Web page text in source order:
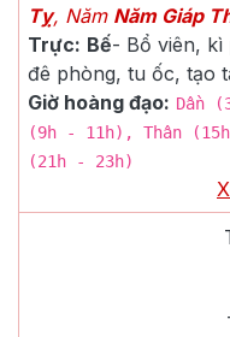
Tỵ, Năm Năm Giáp
Trực: Bế- Bổ viên,
đê phòng, tu ốc, tạo
Giờ hoàng đạo: Dần
(9h - 11h), Thân
(21h - 23h)